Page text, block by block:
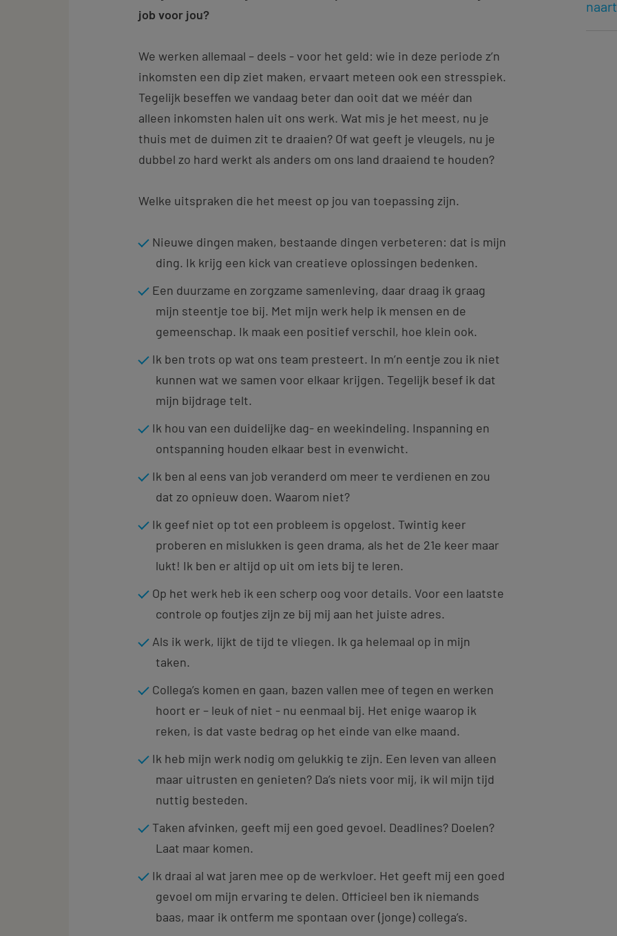
job voor jou?
We werken allemaal – deels - voor het geld: wie in deze periode z’n
inkomsten een dip ziet maken, ervaart meteen ook een stresspiek.
Tegelijk beseffen we vandaag beter dan ooit dat we méér dan
alleen inkomsten halen uit ons werk. Wat mis je het meest, nu je
thuis met de duimen zit te draaien? Of wat geeft je vleugels, nu je
dubbel zo hard werkt als anders om ons land draaiend te houden?
Welke uitspraken die het meest op jou van toepassing zijn.
Nieuwe dingen maken, bestaande dingen verbeteren: dat is mijn
ding. Ik krijg een kick van creatieve oplossingen bedenken.
Een duurzame en zorgzame samenleving, daar draag ik graag
mijn steentje toe bij. Met mijn werk help ik mensen en de
gemeenschap. Ik maak een positief verschil, hoe klein ook.
Ik ben trots op wat ons team presteert. In m’n eentje zou ik niet
kunnen wat we samen voor elkaar krijgen. Tegelijk besef ik dat
mijn bijdrage telt.
Ik hou van een duidelijke dag- en weekindeling. Inspanning en
ontspanning houden elkaar best in evenwicht.
Ik ben al eens van job veranderd om meer te verdienen en zou
dat zo opnieuw doen. Waarom niet?
Ik geef niet op tot een probleem is opgelost. Twintig keer
proberen en mislukken is geen drama, als het de 21e keer maar
lukt! Ik ben er altijd op uit om iets bij te leren.
Op het werk heb ik een scherp oog voor details. Voor een laatste
controle op foutjes zijn ze bij mij aan het juiste adres.
Als ik werk, lijkt de tijd te vliegen. Ik ga helemaal op in mijn
taken.
Collega’s komen en gaan, bazen vallen mee of tegen en werken
hoort er – leuk of niet - nu eenmaal bij. Het enige waarop ik
reken, is dat vaste bedrag op het einde van elke maand.
Ik heb mijn werk nodig om gelukkig te zijn. Een leven van alleen
maar uitrusten en genieten? Da’s niets voor mij, ik wil mijn tijd
nuttig besteden.
Taken afvinken, geeft mij een goed gevoel. Deadlines? Doelen?
Laat maar komen.
Ik draai al wat jaren mee op de werkvloer. Het geeft mij een goed
gevoel om mijn ervaring te delen. Officieel ben ik niemands
baas, maar ik ontferm me spontaan over (jonge) collega’s.